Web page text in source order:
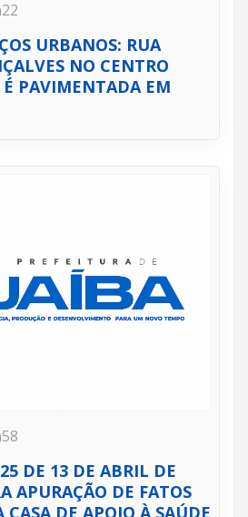
URBANOS: RUA
NO CENTRO
PAVIMENTADA EM
DE 13 DE ABRIL DE
APURAÇÃO DE FATOS